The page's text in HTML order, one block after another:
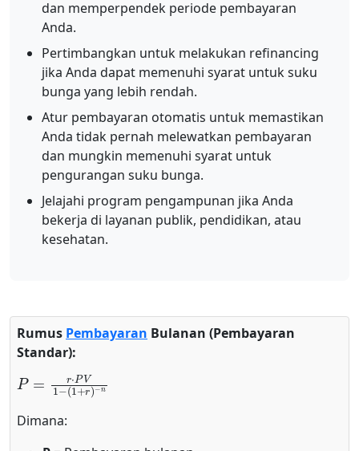
dan memperpendek periode pembayaran
Anda.
Pertimbangkan untuk melakukan refinancing
jika Anda dapat memenuhi syarat untuk suku
bunga yang lebih rendah.
Atur pembayaran otomatis untuk memastikan
Anda tidak pernah melewatkan pembayaran
dan mungkin memenuhi syarat untuk
pengurangan suku bunga.
Jelajahi program pengampunan jika Anda
bekerja di layanan publik, pendidikan, atau
kesehatan.
Rumus Pembayaran Bulanan (Pembayaran
Standar):
P= 1 −(1
−n
Dimana: